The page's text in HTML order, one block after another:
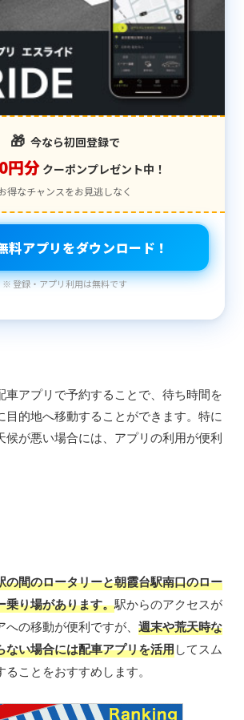
🎁 今なら初回登録で
円分クーポンプレゼント中！
得なチャンスをお見逃しなく
料アプリをダウンロード！
※ 登録・アプリ利用は無料です
車アプリで予約することで、待ち時間を
目的地へ移動することができます。特に
候が悪い場合には、アプリの利用が便利
の間のロータリーと朝霞台駅南口のロー
乗り場があります。駅からのアクセスが
の移動が便利ですが、 週末や荒天時な
ない場合には配車アプリを活用してスム
ことをおすすめします。